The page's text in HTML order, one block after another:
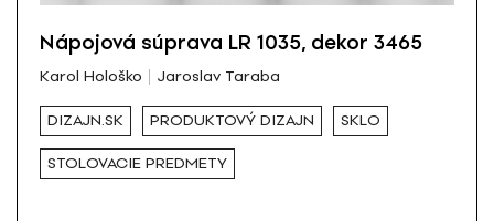
Nápojová súprava LR 1035, dekor 3465
Karol Hološko Jaroslav Taraba
DIZAJN.SK PRODUKTOVÝ DIZAJN SKLO
STOLOVACIE PREDMETY